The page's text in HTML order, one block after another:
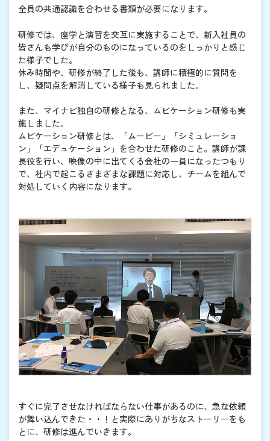
全員の共通認識を合わせる書類が必要になります。
研修では、座学と演習を交互に実施することで、新入社員の
皆さんも学びが自分のものになっているのをしっかりと感じ
た様子でした。
休み時間や、研修が終了した後も、講師に積極的に質問を
し、疑問点を解消している様子も見られました。
また、マイナビ独自の研修となる、ムビケーション研修も実
施しました。
ムビケーション研修とは、「ムービー」「シミュレーショ
ン」「エデュケーション」を合わせた研修のこと。講師が課
長役を行い、映像の中に出てくる会社の一員になったつもり
で、社内で起こるさまざまな課題に対応し、チームを組んで
対処していく内容になります。
すぐに完了させなければならない仕事があるのに、急な依頼
が舞い込んできた・・！と実際にありがちなストーリーをも
とに、研修は進んでいきます。